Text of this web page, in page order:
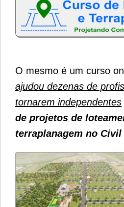
O mesmo é um curso
ajudou dezenas de
tornarem independentes
de projetos de
terraplanagem no Civil